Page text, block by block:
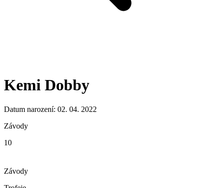
Kemi Dobby
Datum narození: 02. 04. 2022
Závody
10
Závody